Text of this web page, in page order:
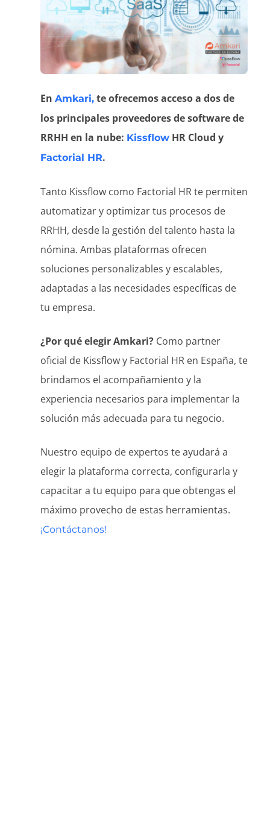
En Amkari,te ofrecemos acceso a dos de
los principales proveedores de software de
RRHH en la nube: KissflowHR Cloud y
Factorial HR.
Tanto Kissflow como Factorial HR te permiten
automatizar y optimizar tus procesos de
RRHH, desde la gestión del talento hasta la
nómina. Ambas plataformas ofrecen
soluciones personalizables y escalables,
adaptadas a las necesidades específicas de
tu empresa.
¿Por qué elegir Amkari?Como partner
oficial de Kissflow y Factorial HR en España, te
brindamos el acompañamiento y la
experiencia necesarios para implementar la
solución más adecuada para tu negocio.
Nuestro equipo de expertos te ayudará a
elegir la plataforma correcta, configurarla y
capacitar a tu equipo para que obtengas el
máximo provecho de estas herramientas.
¡Contáctanos!